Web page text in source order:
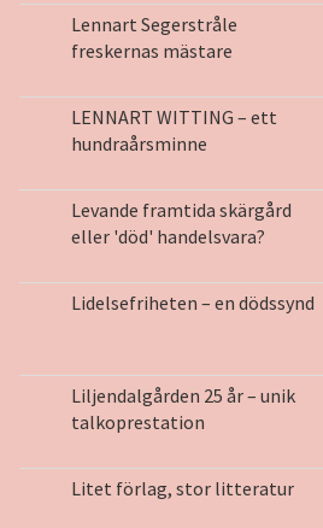
Lennart Segerstråle
freskernas mästare
LENNART WITTING – ett
hundraårsminne
Levande framtida skärgård
eller 'död' handelsvara?
Lidelsefriheten – en dödssynd
Liljendalgården 25 år – unik
talkoprestation
Litet förlag, stor litteratur